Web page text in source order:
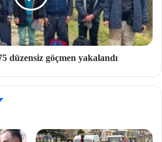
düzensiz göçmen yakalandı